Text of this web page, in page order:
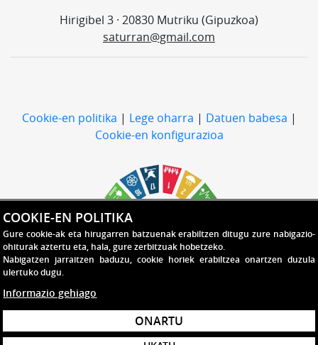
Hirigibel 3 · 20830 Mutriku (Gipuzkoa)
saturran@gmail.com
Cookie-en politika | Lege oharra | Datuen babesa |
Cookie-en konfigurazioa
COOKIE-EN POLITIKA
Gure cookie-ak eta hirugarren batzuenak erabiltzen ditugu zure nabigazio-
ohiturak aztertu eta, hala, gure zerbitzuak hobetzeko.
Nabigatzen jarraitzen baduzu, cookie horiek erabiltzea onartzen duzula
ulertuko dugu.
Informazio gehiago
ONARTU